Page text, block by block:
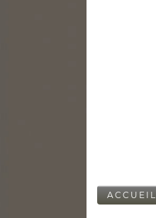
ACCUEIL